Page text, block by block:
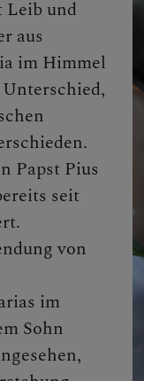
Leib und
aus
im Himmel
Papst Pius
seit
von
im
Sohn